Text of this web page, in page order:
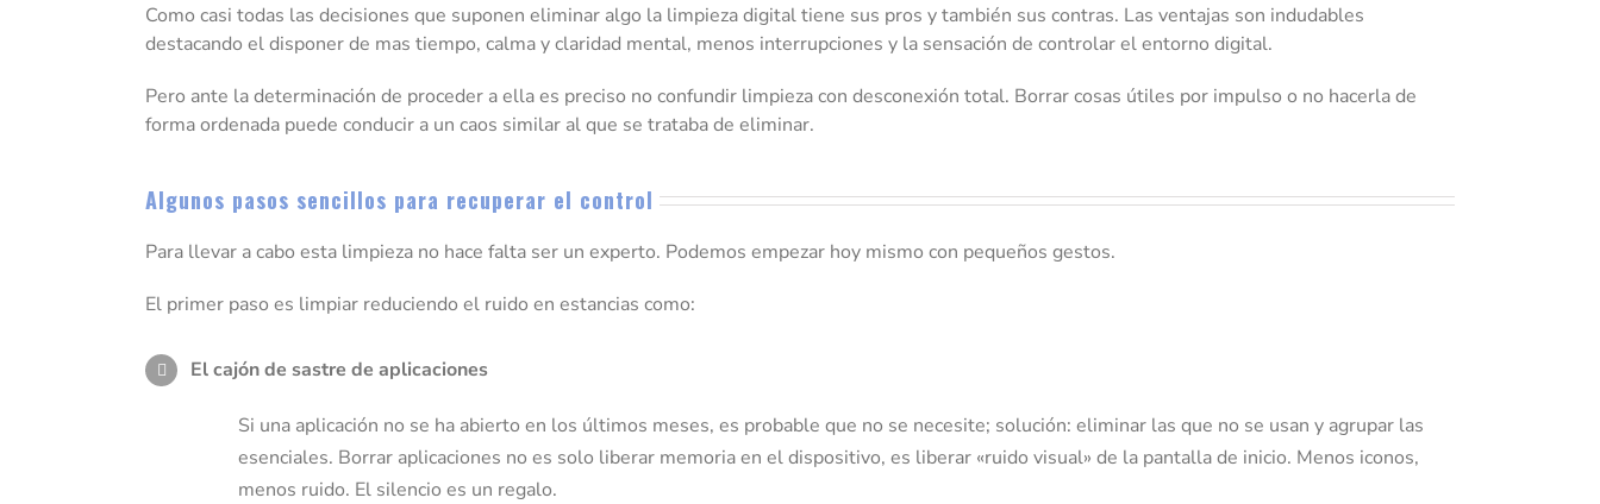
Como casi todas las decisiones que suponen eliminar algo la limpieza digital tiene sus pros y también sus contras. Las ventajas son indudables
destacando el disponer de mas tiempo, calma y claridad mental, menos interrupciones y la sensación de controlar el entorno digital.
Pero ante la determinación de proceder a ella es preciso no confundir limpieza con desconexión total. Borrar cosas útiles por impulso o no hacerla de
forma ordenada puede conducir a un caos similar al que se trataba de eliminar.
Algunos pasos sencillos para recuperar el control
Para llevar a cabo esta limpieza no hace falta ser un experto. Podemos empezar hoy mismo con pequeños gestos.
El primer paso es limpiar reduciendo el ruido en estancias como:
El cajón de sastre de aplicaciones
Si una aplicación no se ha abierto en los últimos meses, es probable que no se necesite; solución: eliminar las que no se usan y agrupar las
esenciales. Borrar aplicaciones no es solo liberar memoria en el dispositivo, es liberar «ruido visual» de la pantalla de inicio. Menos iconos,
menos ruido. El silencio es un regalo.